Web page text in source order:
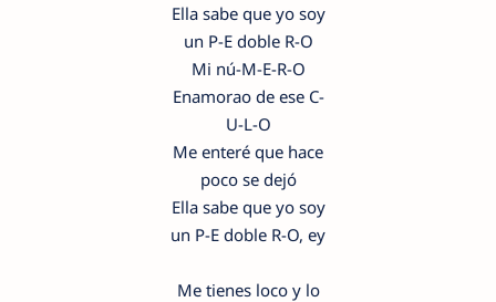
Ella sabe que yo soy
un P-E doble R-O
Mi nú-M-E-R-O
Enamorao de ese C-
U-L-O
Me enteré que hace
poco se dejó
Ella sabe que yo soy
un P-E doble R-O, ey
Me tienes loco y lo